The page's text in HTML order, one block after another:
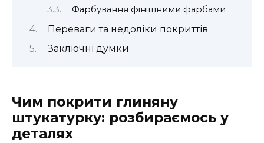
Фарбування фінішними фарбами
Переваги та недоліки покриттів
Заключні думки
Чим покрити глиняну
штукатурку: розбираємось у
деталях